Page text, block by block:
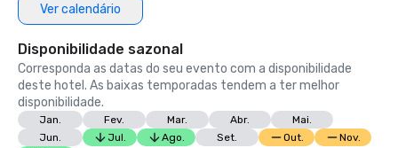
Ver calendário
Disponibilidade sazonal
Corresponda as datas do seu evento com a disponibilidade
deste hotel. As baixas temporadas tendem a ter melhor
disponibilidade.
Jan. Fev. Mar. Abr.
Mai.
Jun.
Jul. Ago. Set. Out.
Nov.